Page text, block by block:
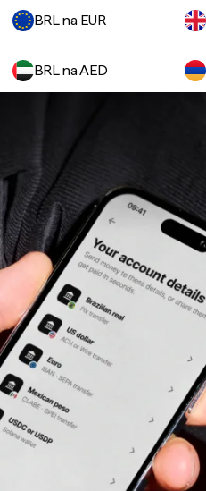
BRL na EUR
BRL na AED